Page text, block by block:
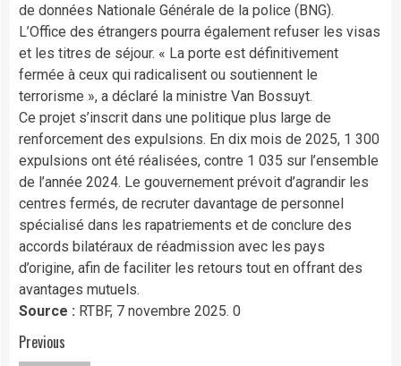
de données Nationale Générale de la police (BNG).
L’Office des étrangers pourra également refuser les visas
et les titres de séjour. « La porte est définitivement
fermée à ceux qui radicalisent ou soutiennent le
terrorisme », a déclaré la ministre Van Bossuyt.
Ce projet s’inscrit dans une politique plus large de
renforcement des expulsions. En dix mois de 2025, 1 300
expulsions ont été réalisées, contre 1 035 sur l’ensemble
de l’année 2024. Le gouvernement prévoit d’agrandir les
centres fermés, de recruter davantage de personnel
spécialisé dans les rapatriements et de conclure des
accords bilatéraux de réadmission avec les pays
d’origine, afin de faciliter les retours tout en offrant des
avantages mutuels.
Source : RTBF, 7 novembre 2025. 0
Continue
Previous